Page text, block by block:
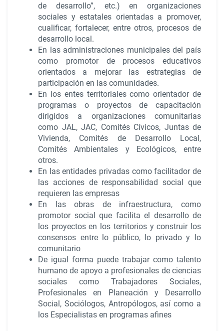
de desarrollo”, etc.) en organizaciones
sociales y estatales orientadas a promover,
cualificar, fortalecer, entre otros, procesos de
desarrollo local.
En las administraciones municipales del país
como promotor de procesos educativos
orientados a mejorar las estrategias de
participación en las comunidades.
En los entes territoriales como orientador de
programas o proyectos de capacitación
dirigidos a organizaciones comunitarias
como JAL, JAC, Comités Cívicos, Juntas de
Vivienda, Comités de Desarrollo Local,
Comités Ambientales y Ecológicos, entre
otros.
En las entidades privadas como facilitador de
las acciones de responsabilidad social que
requieren las empresas
En las obras de infraestructura, como
promotor social que facilita el desarrollo de
los proyectos en los territorios y construir los
consensos entre lo público, lo privado y lo
comunitario
De igual forma puede trabajar como talento
humano de apoyo a profesionales de ciencias
sociales como Trabajadores Sociales,
Profesionales en Planeación y Desarrollo
Social, Sociólogos, Antropólogos, así como a
los Especialistas en programas afines